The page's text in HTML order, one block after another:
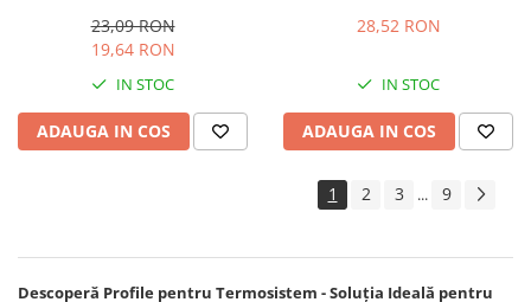
23,09 RON
19,64 RON
IN STOC
ADAUGA IN COS
2D 9mm 2.6m
28,52 RON
IN STOC
ADAUGA IN COS
1 2 3 ... 9
Descoperă Profile pentru Termosistem - Soluția Ideală pentru